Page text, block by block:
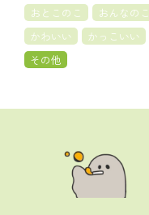
おとこのこ おんなのこ
かわいい
かっこいい
その他